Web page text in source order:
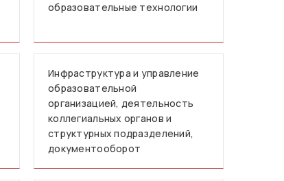
образовательные технологии
Инфраструктура и управление
образовательной
организацией, деятельность
коллегиальных органов и
структурных подразделений,
документооборот